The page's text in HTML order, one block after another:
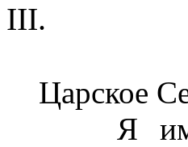
III.
Царское
Я